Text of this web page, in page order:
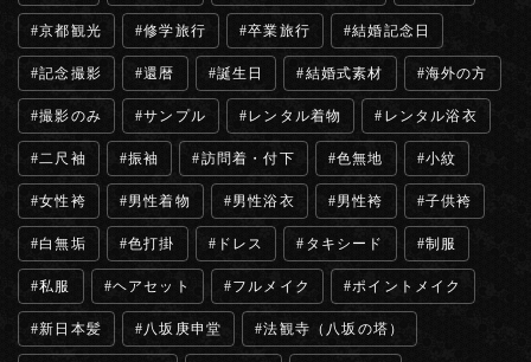
京都観光 修学旅行 卒業旅行 結婚記念日
記念撮影 還暦 誕生日 結婚式素材 海外の方
撮影のみ サンプル レンタル着物 レンタル浴衣
二尺袖 振袖 訪問着・付下 色無地 小紋
女性袴 男性着物 男性浴衣 男性袴 子供袴
白無垢 色打掛 ドレス タキシード 制服
私服 ヘアセット フルメイク ポイントメイク
新日本髪 八坂庚申堂 法観寺（八坂の塔）